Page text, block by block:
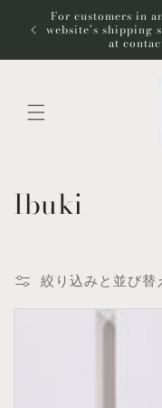
ンツに
進む
For customers in
website’s shipping
at
コ
ク
Ibuki
絞り込みと並び替